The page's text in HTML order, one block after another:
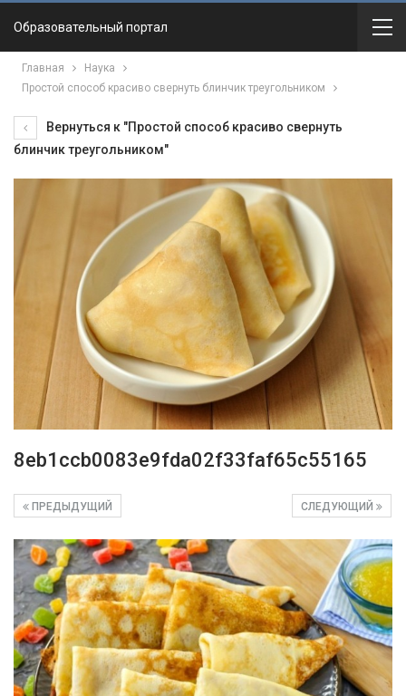
Образовательный портал
Главная
Наука
Простой способ красиво свернуть блинчик треугольником
Вернуться к "Простой способ красиво свернуть
блинчик треугольником"
8eb1ccb0083e9fda02f33faf65c55165
СЛЕДУЮЩИЙ
ПРЕДЫДУЩИЙ